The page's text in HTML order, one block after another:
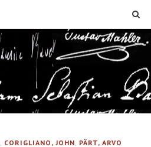
, CORIGLIANO, JOHN, PÄRT, ARVO